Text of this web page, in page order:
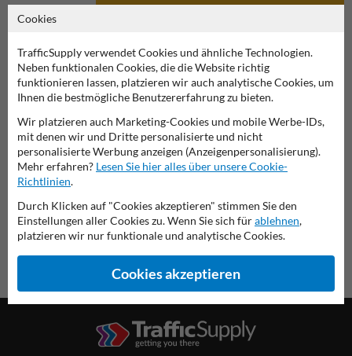
Verkehrsschild 353
diese Informationen ausdrucken
Übersicht der offiziellen Verkehrsschilder
Verkehrsschildkaufen.de
Cookies
TrafficSupply verwendet Cookies und ähnliche Technologien.
Neben funktionalen Cookies, die die Website richtig
funktionieren lassen, platzieren wir auch analytische Cookies, um
Ihnen die bestmögliche Benutzererfahrung zu bieten.
Wir platzieren auch Marketing-Cookies und mobile Werbe-IDs,
mit denen wir und Dritte personalisierte und nicht
personalisierte Werbung anzeigen (Anzeigenpersonalisierung).
Mehr erfahren? Lesen Sie hier alles über unsere Cookie-
Richtlinien.
Durch Klicken auf "Cookies akzeptieren" stimmen Sie den
Einstellungen aller Cookies zu. Wenn Sie sich fürablehnen,
platzieren wir nur funktionale und analytische Cookies.
Cookies akzeptieren